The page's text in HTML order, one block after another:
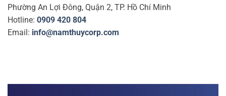
Phường An Lợi Đông, Quận 2, TP. Hồ Chí Minh
Hotline: 0909 420 804
Email: info@namthuycorp.com